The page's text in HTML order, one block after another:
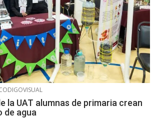
la UAT alumnas de primaria crean
agua